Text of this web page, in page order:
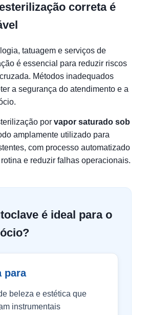
correta é
tatuagem e serviços de
é essencial para reduzir riscos
Métodos inadequados
a segurança do atendimento e a
por vapor saturado sob
amplamente utilizado para
com processo automatizado
e reduzir falhas operacionais.
é ideal para o
para
beleza e estética que
instrumentais